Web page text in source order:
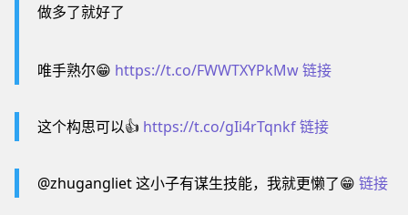
做多了就好了
唯手熟尔😁 https://t.co/FWWTXYPkMw链接
这个构思可以👍 https://t.co/gIi4rTqnkf链接
@zhugangliet 这小子有谋生技能，我就更懒了😁 链接